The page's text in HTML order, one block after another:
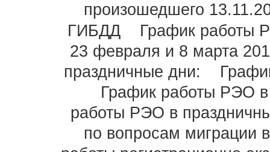
произошедшего
ГИБДД
График работы
23 февраля и 8 марта
праздничные дни:
График работы РЭО в
работы РЭО в
по вопросам миграции